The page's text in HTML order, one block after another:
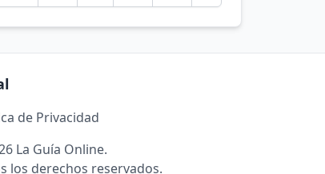
de Privacidad
La Guía Online.
los derechos reservados.